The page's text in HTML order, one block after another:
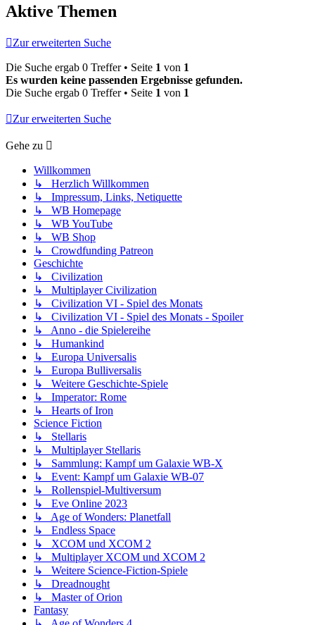
Aktive Themen
Zur erweiterten Suche
Die Suche ergab 0 Treffer • Seite 1 von 1
Es wurden keine passenden Ergebnisse gefunden.
Die Suche ergab 0 Treffer • Seite 1 von 1
Zur erweiterten Suche
Gehe zu
Willkommen
↳ Herzlich Willkommen
↳ Impressum, Links, Netiquette
↳ WB Homepage
↳ WB YouTube
↳ WB Shop
↳ Crowdfunding Patreon
Geschichte
↳ Civilization
↳ Multiplayer Civilization
↳ Civilization VI - Spiel des Monats
↳ Civilization VI - Spiel des Monats - Spoiler
↳ Anno - die Spielereihe
↳ Humankind
↳ Europa Universalis
↳ Europa Bulliversalis
↳ Weitere Geschichte-Spiele
↳ Imperator: Rome
↳ Hearts of Iron
Science Fiction
↳ Stellaris
↳ Multiplayer Stellaris
↳ Sammlung: Kampf um Galaxie WB-X
↳ Event: Kampf um Galaxie WB-07
↳ Rollenspiel-Multiversum
↳ Eve Online 2023
↳ Age of Wonders: Planetfall
↳ Endless Space
↳ XCOM und XCOM 2
↳ Multiplayer XCOM und XCOM 2
↳ Weitere Science-Fiction-Spiele
↳ Dreadnought
↳ Master of Orion
Fantasy